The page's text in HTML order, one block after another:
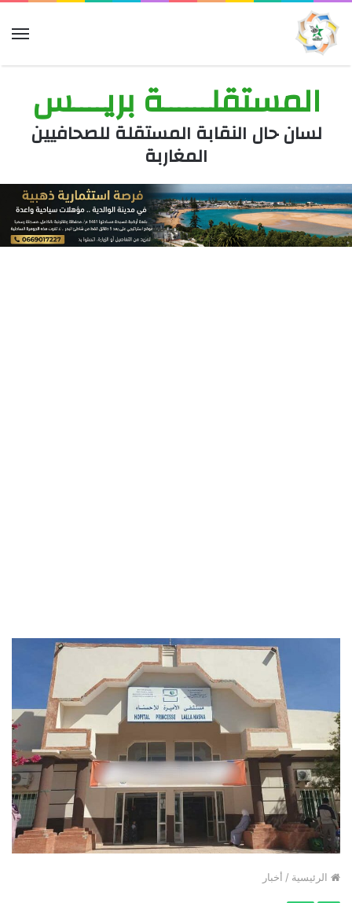
المستقلــــــة بريــــس
لسان حال النقابة المستقلة للصحافيين
المغاربة
الرئيسية / أخبار